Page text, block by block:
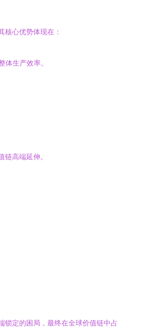
心优势体现在：
生产效率。
高端延伸。
锁定的困局，最终在全球价值链中占